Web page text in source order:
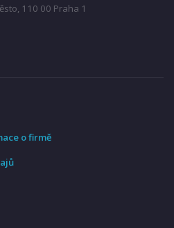
110 00 Praha 1
o firmě